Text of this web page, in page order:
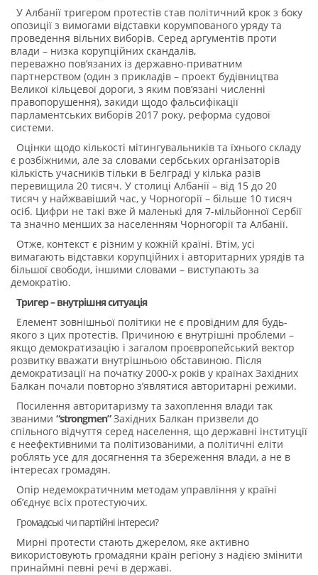
У Албанії тригером протестів став політичний крок з боку
опозиції з вимогами відставки корумпованого уряду та
проведення вільних виборів. Серед аргументів проти
влади – низка корупційних скандалів,
переважно пов’язаних із державно-приватним
партнерством (один з прикладів – проект будівництва
Великої кільцевої дороги, з яким пов’язані численні
правопорушення), закиди щодо фальсифікації
парламентських виборів 2017 року, реформа судової
системи.
Оцінки щодо кількості мітингувальників та їхнього складу
є розбіжними, але за словами сербських організаторів
кількість учасників тільки в Белграді у кілька разів
перевищила 20 тисяч. У столиці Албанії – від 15 до 20
тисяч у найжвавіший час, у Чорногорії – більше 10 тисяч
осіб. Цифри не такі вже й маленькі для 7-мільйонної Сербії
та значно менших за населенням Чорногорії та Албанії.
Отже, контекст є різним у кожній країні. Втім, усі
вимагають відставки корупційних і авторитарних урядів та
більшої свободи, іншими словами – виступають за
демократію.
Тригер – внутрішня ситуація
Елемент зовнішньої політики не є провідним для будь-
якого з цих протестів. Причиною є внутрішні проблеми –
якщо демократизацію і загалом проєвропейський вектор
розвитку вважати внутрішньою обставиною. Після
демократизації на початку 2000-х років у країнах Західних
Балкан почали повторно з’являтися авторитарні режими.
Посилення авторитаризму та захоплення влади так
званими “strongmen”Західних Балкан призвели до
спільного відчуття серед населення, що державні інституції
є неефективними та політизованими, а політичні еліти
роблять усе для досягнення та збереження влади, а не в
інтересах громадян.
Опір недемократичним методам управління у країні
об’єднує всіх протестуючих.
Громадські чи партійні інтереси?
Мирні протести стають джерелом, яке активно
використовують громадяни країн регіону з надією змінити
принаймні певні речі в державі.